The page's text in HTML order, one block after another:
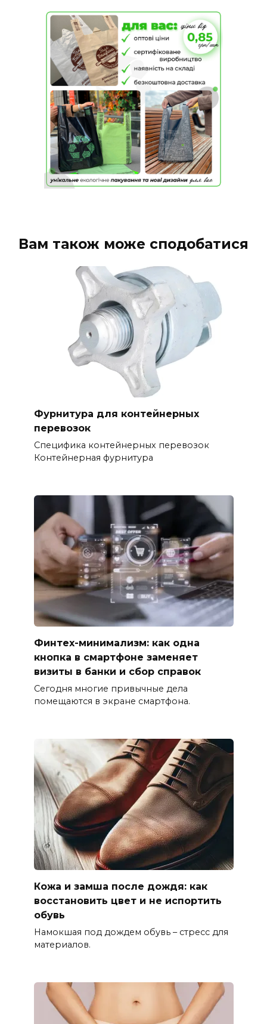
Вам також може сподобатися
Фурнитура для контейнерных
перевозок
Специфика контейнерных перевозок
Контейнерная фурнитура
Финтех-минимализм: как одна
кнопка в смартфоне заменяет
визиты в банки и сбор справок
Сегодня многие привычные дела
помещаются в экране смартфона.
Кожа и замша после дождя: как
восстановить цвет и не испортить
обувь
Намокшая под дождем обувь – стресс для
материалов.